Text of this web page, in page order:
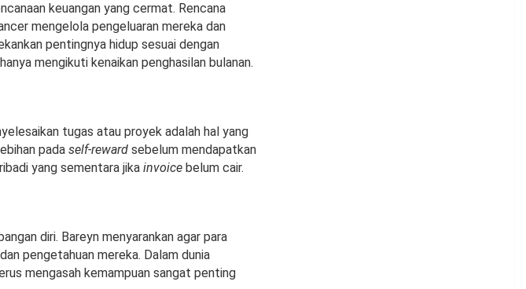
keuangan yang cermat. Rencana
mengelola pengeluaran mereka dan
pentingnya hidup sesuai dengan
mengikuti kenaikan penghasilan bulanan.
tugas atau proyek adalah hal yang
pada self-reward sebelum mendapatkan
yang sementara jika invoice belum cair.
diri. Bareyn menyarankan agar para
pengetahuan mereka. Dalam dunia
mengasah kemampuan sangat penting